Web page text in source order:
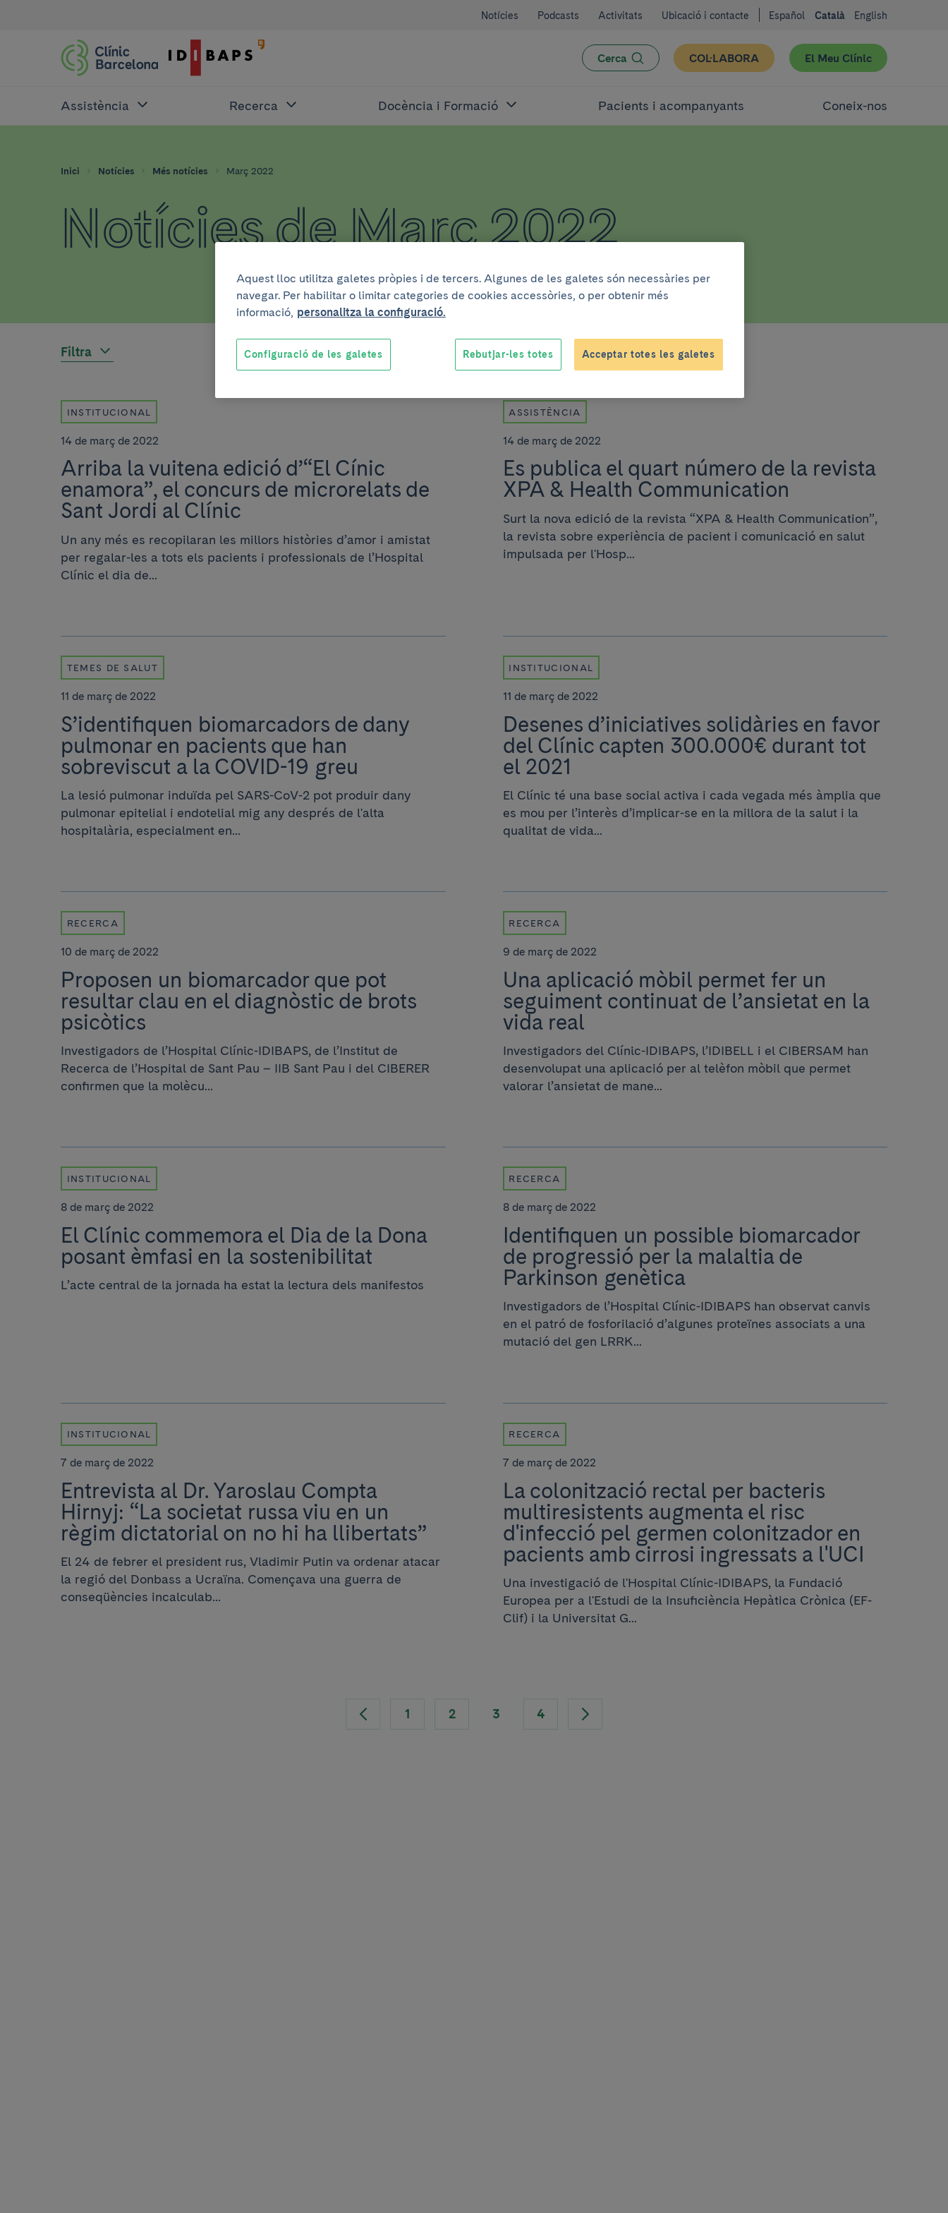
Notícies Podcasts Activitats Ubicació i contacte Español Català English
Cerca COL·LABORA El Meu Clínic
Assistència Recerca Docència i Formació Pacients i acompanyants Coneix-nos
Inici Notícies Més notícies Març 2022
Notícies de Març 2022
Filtra
INSTITUCIONAL
14 de març de 2022
Arriba la vuitena edició d’“El Cínic
enamora”, el concurs de microrelats de
Sant Jordi al Clínic
Un any més es recopilaran les millors històries d’amor i amistat
per regalar-les a tots els pacients i professionals de l’Hospital
Clínic el dia de...
ASSISTÈNCIA
14 de març de 2022
Es publica el quart número de la revista
XPA & Health Communication
Surt la nova edició de la revista “XPA & Health Communication”,
la revista sobre experiència de pacient i comunicació en salut
impulsada per l'Hosp...
TEMES DE SALUT
11 de març de 2022
S’identifiquen biomarcadors de dany
pulmonar en pacients que han
sobreviscut a la COVID-19 greu
La lesió pulmonar induïda pel SARS-CoV-2 pot produir dany
pulmonar epitelial i endotelial mig any després de l'alta
hospitalària, especialment en...
INSTITUCIONAL
11 de març de 2022
Desenes d’iniciatives solidàries en favor
del Clínic capten 300.000€ durant tot
el 2021
El Clínic té una base social activa i cada vegada més àmplia que
es mou per l’interès d’implicar-se en la millora de la salut i la
qualitat de vida...
RECERCA
10 de març de 2022
Proposen un biomarcador que pot
resultar clau en el diagnòstic de brots
psicòtics
Investigadors de l’Hospital Clínic-IDIBAPS, de l’Institut de
Recerca de l’Hospital de Sant Pau – IIB Sant Pau i del CIBERER
confirmen que la molècu...
RECERCA
9 de març de 2022
Una aplicació mòbil permet fer un
seguiment continuat de l’ansietat en la
vida real
Investigadors del Clínic-IDIBAPS, l’IDIBELL i el CIBERSAM han
desenvolupat una aplicació per al telèfon mòbil que permet
valorar l’ansietat de mane...
INSTITUCIONAL
8 de març de 2022
El Clínic commemora el Dia de la Dona
posant èmfasi en la sostenibilitat
L’acte central de la jornada ha estat la lectura dels manifestos
RECERCA
8 de març de 2022
Identifiquen un possible biomarcador
de progressió per la malaltia de
Parkinson genètica
Investigadors de l’Hospital Clínic-IDIBAPS han observat canvis
en el patró de fosforilació d’algunes proteïnes associats a una
mutació del gen LRRK...
INSTITUCIONAL
7 de març de 2022
Entrevista al Dr. Yaroslau Compta
Hirnyj: “La societat russa viu en un
règim dictatorial on no hi ha llibertats”
El 24 de febrer el president rus, Vladimir Putin va ordenar atacar
la regió del Donbass a Ucraïna. Començava una guerra de
conseqüències incalculab...
RECERCA
7 de març de 2022
La colonització rectal per bacteris
multiresistents augmenta el risc
d'infecció pel germen colonitzador en
pacients amb cirrosi ingressats a l'UCI
Una investigació de l'Hospital Clínic-IDIBAPS, la Fundació
Europea per a l'Estudi de la Insuficiència Hepàtica Crònica (EF-
Clif) i la Universitat G...
1 2 3 4
Aquest lloc utilitza galetes pròpies i de tercers. Algunes de les galetes són necessàries per
navegar. Per habilitar o limitar categories de cookies accessòries, o per obtenir més
informació, personalitza la configuració.
Rebutjar-les totes Acceptar totes les galetes
Configuració de les galetes